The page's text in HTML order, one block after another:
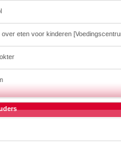
over eten voor kinderen